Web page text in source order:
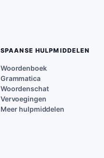
SPAANSE HULPMIDDELEN
Woordenboek
Grammatica
Woordenschat
Vervoegingen
Meer hulpmiddelen